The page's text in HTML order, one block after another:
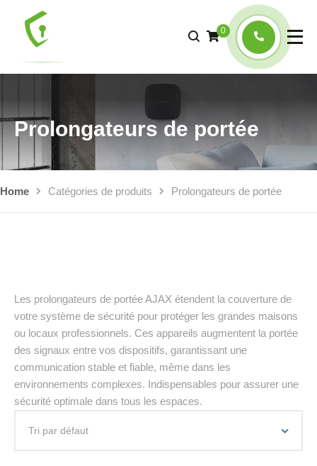
0
Prolongateurs de portée
Home Catégories de produits Prolongateurs de portée
Les prolongateurs de portée AJAX étendent la couverture de
votre système de sécurité pour protéger les grandes maisons
ou locaux professionnels. Ces appareils augmentent la portée
des signaux entre vos dispositifs, garantissant une
communication stable et fiable, même dans les
environnements complexes. Indispensables pour assurer une
sécurité optimale dans tous les espaces.